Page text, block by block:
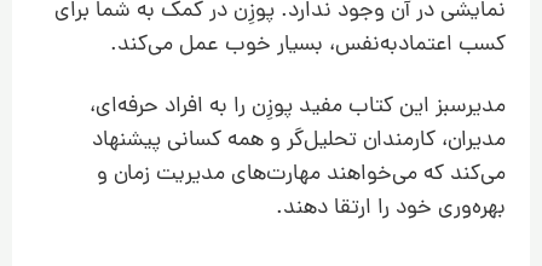
نمایشی در آن وجود ندارد. پوزِن در کمک به شما برای
کسب اعتمادبه‌نفس، بسیار خوب عمل می‌کند.
مدیرسبز این کتاب مفید پوزِن را به افراد حرفه‌ای،
مدیران، کارمندان تحلیل‌گر و همه کسانی پیشنهاد
می‌کند که می‌خواهند مهارت‌های مدیریت زمان و
بهره‌وری خود را ارتقا دهند.